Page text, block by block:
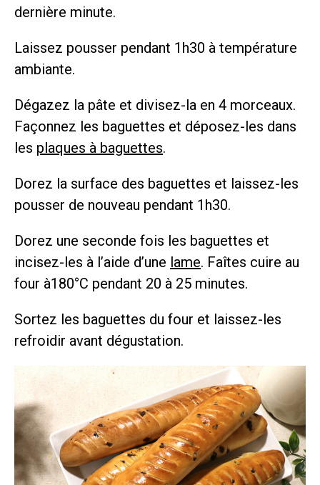
dernière minute.
Laissez pousser pendant 1h30 à température
ambiante.
Dégazez la pâte et divisez-la en 4 morceaux.
Façonnez les baguettes et déposez-les dans
les plaques à baguettes.
Dorez la surface des baguettes et laissez-les
pousser de nouveau pendant 1h30.
Dorez une seconde fois les baguettes et
incisez-les à l’aide d’une lame. Faîtes cuire au
four à180°C pendant 20 à 25 minutes.
Sortez les baguettes du four et laissez-les
refroidir avant dégustation.